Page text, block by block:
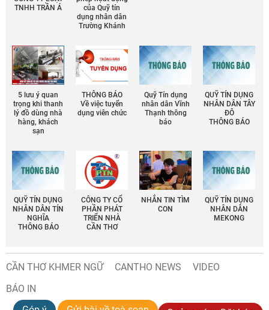
TNHH TRẦN Á
của Quỹ tín
dụng nhân dân
Trường Khánh
5 lưu ý quan
trọng khi thanh
lý đồ dùng nhà
hàng, khách
sạn
THÔNG BÁO
Về việc tuyển
dụng viên chức
Quỹ Tín dụng
nhân dân Vĩnh
Thạnh thông
báo
QUỸ TÍN DỤNG
NHÂN DÂN TÂY
ĐÔ
THÔNG BÁO
QUỸ TÍN DỤNG
NHÂN DÂN TÍN
NGHĨA
THÔNG BÁO
CÔNG TY CỔ
PHẦN PHÁT
TRIỂN NHÀ
CẦN THƠ
NHẮN TIN TÌM
CON
QUỸ TÍN DỤNG
NHÂN DÂN
MEKONG
CẦN THƠ KHMER NGỮ CANTHO NEWS
VIDEO
BÁO IN